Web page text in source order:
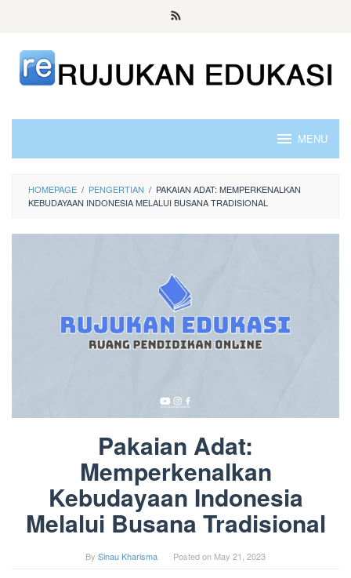
content
MENU
HOMEPAGE / PENGERTIAN / PAKAIAN ADAT: MEMPERKENALKAN
KEBUDAYAAN INDONESIA MELALUI BUSANA TRADISIONAL
Pakaian Adat:
Memperkenalkan
Kebudayaan Indonesia
Melalui Busana Tradisional
By Sinau Kharisma Posted on May 21, 2023